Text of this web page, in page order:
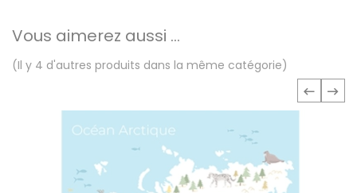
Vous aimerez aussi ...
(Il y 4 d'autres produits dans la même catégorie)